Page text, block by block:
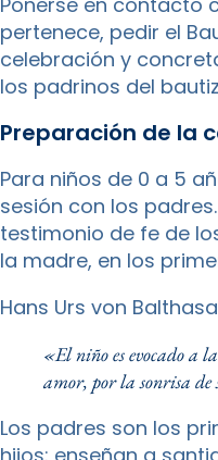
pertenece, pedir el
celebración y
los padrinos del
Preparación de la
Para niños de 0 a 5
sesión con los
testimonio de fe de
la madre, en los
Hans Urs von
«El niño es evocado a
amor, por la sonrisa
Los padres son los